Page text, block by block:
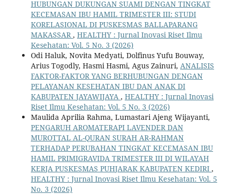
HUBUNGAN DUKUNGAN SUAMI DENGAN TINGKAT
KECEMASAN IBU HAMIL TRIMESTER III: STUDI
KORELASIONAL DI PUSKESMAS BALLAPARANG
MAKASSAR, HEALTHY : Jurnal Inovasi Riset Ilmu
Kesehatan: Vol. 5 No. 3 (2026)
Odi Haluk, Novita Medyati, Dolfinus Yufu Bouway,
Arius Togodly, Hasmi Hasmi, Agus Zainuri, ANALISIS
FAKTOR-FAKTOR YANG BERHUBUNGAN DENGAN
PELAYANAN KESEHATAN IBU DAN ANAK DI
KABUPATEN JAYAWIJAYA , HEALTHY : Jurnal Inovasi
Riset Ilmu Kesehatan: Vol. 5 No. 3 (2026)
Maulida Aprilia Rahma, Lumastari Ajeng Wijayanti,
PENGARUH AROMATERAPI LAVENDER DAN
MUROTTAL AL-QURAN SURAH AR-RAHMAN
TERHADAP PERUBAHAN TINGKAT KECEMASAN IBU
HAMIL PRIMIGRAVIDA TRIMESTER III DI WILAYAH
KERJA PUSKESMAS PUHJARAK KABUPATEN KEDIRI ,
HEALTHY : Jurnal Inovasi Riset Ilmu Kesehatan: Vol. 5
No. 3 (2026)